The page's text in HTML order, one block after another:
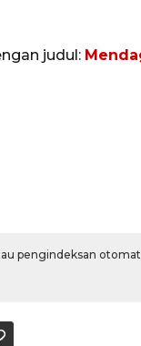
judul:
pengindeksan